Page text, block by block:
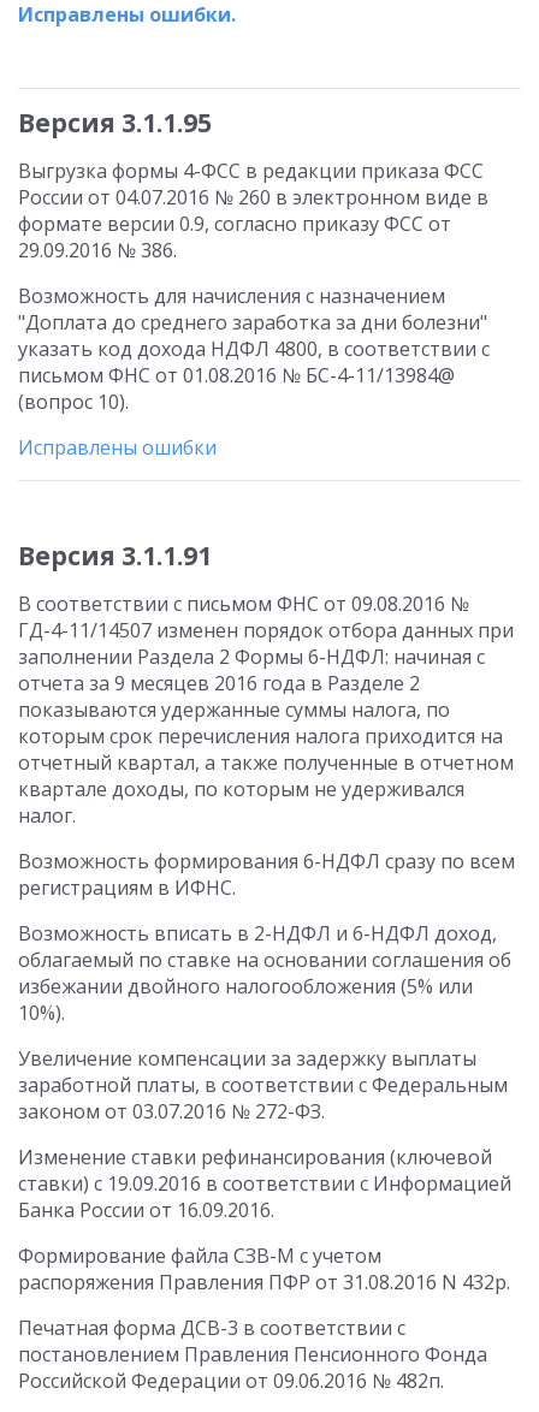
Исправлены ошибки.
Версия 3.1.1.95
Выгрузка формы 4-ФСС в редакции приказа ФСС
России от 04.07.2016 № 260 в электронном виде в
формате версии 0.9, согласно приказу ФСС от
29.09.2016 № 386.
Возможность для начисления с назначением
"Доплата до среднего заработка за дни болезни"
указать код дохода НДФЛ 4800, в соответствии с
письмом ФНС от 01.08.2016 № БС-4-11/13984@
(вопрос 10).
Исправлены ошибки
Версия 3.1.1.91
В соответствии с письмом ФНС от 09.08.2016 №
ГД-4-11/14507 изменен порядок отбора данных при
заполнении Раздела 2 Формы 6-НДФЛ: начиная с
отчета за 9 месяцев 2016 года в Разделе 2
показываются удержанные суммы налога, по
которым срок перечисления налога приходится на
отчетный квартал, а также полученные в отчетном
квартале доходы, по которым не удерживался
налог.
Возможность формирования 6-НДФЛ сразу по всем
регистрациям в ИФНС.
Возможность вписать в 2-НДФЛ и 6-НДФЛ доход,
облагаемый по ставке на основании соглашения об
избежании двойного налогообложения (5% или
10%).
Увеличение компенсации за задержку выплаты
заработной платы, в соответствии с Федеральным
законом от 03.07.2016 № 272-ФЗ.
Изменение ставки рефинансирования (ключевой
ставки) с 19.09.2016 в соответствии с Информацией
Банка России от 16.09.2016.
Формирование файла СЗВ-М с учетом
распоряжения Правления ПФР от 31.08.2016 N 432р.
Печатная форма ДСВ-3 в соответствии с
постановлением Правления Пенсионного Фонда
Российской Федерации от 09.06.2016 № 482п.